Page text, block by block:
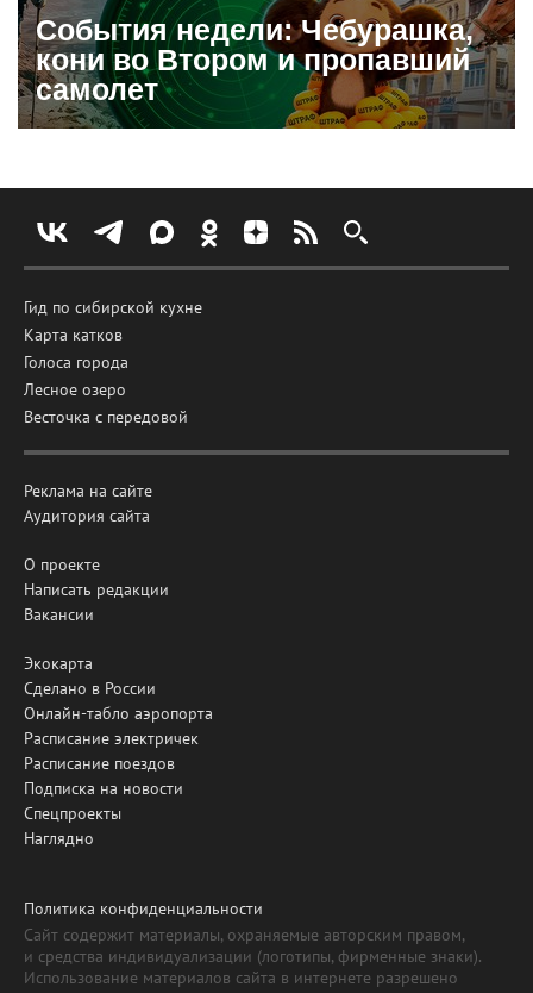
События недели: Чебурашка,
кони во Втором и пропавший
самолет
Гид по сибирской кухне
Карта катков
Голоса города
Лесное озеро
Весточка с передовой
Реклама на сайте
Аудитория сайта
О проекте
Написать редакции
Вакансии
Экокарта
Сделано в России
Онлайн-табло аэропорта
Расписание электричек
Расписание поездов
Подписка на новости
Спецпроекты
Наглядно
Политика конфиденциальности
Сайт содержит материалы, охраняемые авторским правом,
и средства индивидуализации (логотипы, фирменные знаки).
Использование материалов сайта в интернете разрешено